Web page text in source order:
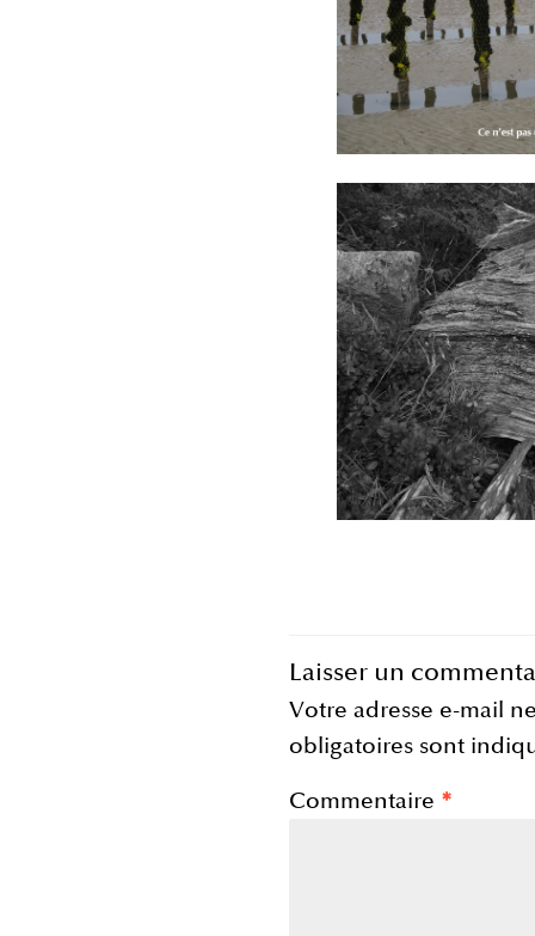
Laisser un
Votre adresse e-mail
obligatoires sont
Commentaire *